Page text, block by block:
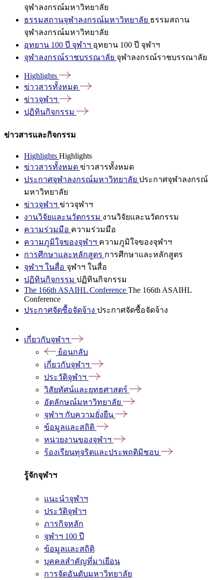
จุฬาลงกรณ์มหาวิทยาลัย
ธรรมสถานจุฬาลงกรณ์มหาวิทยาลัย ธรรมสถาน
จุฬาลงกรณ์มหาวิทยาลัย
อุทยาน 100 ปี จุฬาฯ อุทยาน 100 ปี จุฬาฯ
จุฬาลงกรณ์ราชบรรณาลัย จุฬาลงกรณ์ราชบรรณาลัย
Highlights
ข่าวสารทั้งหมด
ข่าวจุฬาฯ
ปฏิทินกิจกรรม
ข่าวสารและกิจกรรม
Highlights Highlights
ข่าวสารทั้งหมด ข่าวสารทั้งหมด
ประกาศจุฬาลงกรณ์มหาวิทยาลัย ประกาศจุฬาลงกรณ์
มหาวิทยาลัย
ข่าวจุฬาฯ ข่าวจุฬาฯ
งานวิจัยและนวัตกรรม งานวิจัยและนวัตกรรม
ความร่วมมือ ความร่วมมือ
ความภูมิใจของจุฬาฯ ความภูมิใจของจุฬาฯ
การศึกษาและหลักสูตร การศึกษาและหลักสูตร
จุฬาฯ ในสื่อ จุฬาฯ ในสื่อ
ปฏิทินกิจกรรม ปฏิทินกิจกรรม
The 166th ASAIHL Conference The 166th ASAIHL
Conference
ประกาศจัดซื้อจัดจ้าง ประกาศจัดซื้อจัดจ้าง
เกี่ยวกับจุฬาฯ
ย้อนกลับ
เกี่ยวกับจุฬาฯ
ประวัติจุฬาฯ
วิสัยทัศน์และยุทธศาสตร์
อัตลักษณ์มหาวิทยาลัย
จุฬาฯ กับความยั่งยืน
ข้อมูลและสถิติ
หน่วยงานของจุฬาฯ
ร้องเรียนทุจริตและประพฤติมิชอบ
รู้จักจุฬาฯ
แนะนำจุฬาฯ
ประวัติจุฬาฯ
ภารกิจหลัก
จุฬาฯ 100 ปี
ข้อมูลและสถิติ
บุคคลสำคัญที่มาเยือน
การจัดอันดับมหาวิทยาลัย